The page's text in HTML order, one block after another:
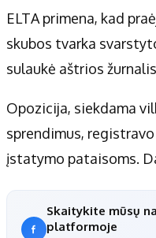
ELTA primena, kad
skubos tvarka
sulaukė aštrios
Opozicija, siekdama
sprendimus,
įstatymo pataisoms.
Skaitykite mūsų
platformoje